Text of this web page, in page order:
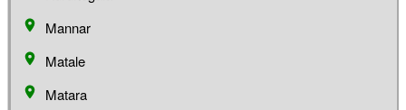
Mannar
Matale
Matara